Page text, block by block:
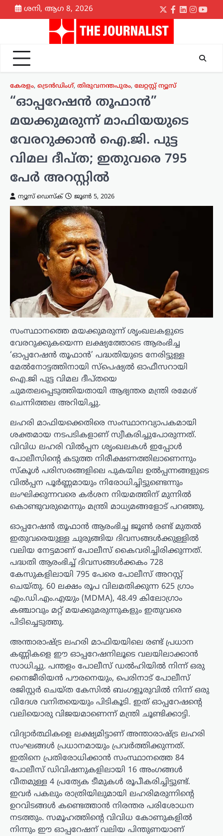
Skip
to
ശനി, ആഗ 8, 2026
Twitter
Facebook
LinkedIn
കേരളം, ട്രെൻഡിംഗ്, തിരുവനന്തപുരം, ലേറ്റസ്റ്റ് ന്യൂസ്
“ഓപ്പറേഷൻ തൂഫാൻ”
മയക്കുമരുന്ന് മാഫിയയുടെ
വേരറുക്കാൻ ഐ.ജി. പുട്ട
വിമല ദീപ്ത; ഇതുവരെ 795
പേർ അറസ്റ്റിൽ
ന്യൂസ് ഡെസ്ക് ജൂൺ 5, 2026
സംസ്ഥാനത്തെ മയക്കുമരുന്ന് ശൃംഖലകളുടെ
വേരറുക്കുകയെന്ന ലക്ഷ്യത്തോടെ ആരംഭിച്ച
‘ഓപ്പറേഷൻ തൂഫാൻ’ പദ്ധതിയുടെ നേരിട്ടുള്ള
മേൽനോട്ടത്തിനായി സ്‌പെഷ്യൽ ഓഫീസറായി
ഐ.ജി പുട്ട വിമല ദീപ്തയെ
ചുമതലപ്പെടുത്തിയതായി ആഭ്യന്തര മന്ത്രി രമേശ്
ചെന്നിത്തല അറിയിച്ചു.
ലഹരി മാഫിയക്കെതിരെ സംസ്ഥാനവ്യാപകമായി
ശക്തമായ നടപടികളാണ് സ്വീകരിച്ചുപോരുന്നത്.
വിവിധ ലഹരി വിൽപ്പന ശൃംഖലകൾ ഇപ്പോൾ
പോലീസിന്റെ കടുത്ത നിരീക്ഷണത്തിലാണെന്നും
സ്‌കൂൾ പരിസരങ്ങളിലെ പുകയില ഉൽപ്പന്നങ്ങളുടെ
വിൽപ്പന പൂർണ്ണമായും നിരോധിച്ചിട്ടുണ്ടെന്നും
ലംഘിക്കുന്നവരെ കർശന നിയമത്തിന് മുന്നിൽ
കൊണ്ടുവരുമെന്നും മന്ത്രി മാധ്യമങ്ങളോട് പറഞ്ഞു.
ഓപ്പറേഷൻ തൂഫാൻ ആരംഭിച്ച ജൂൺ രണ്ട് മുതൽ
ഇതുവരെയുള്ള ചുരുങ്ങിയ ദിവസങ്ങൾക്കുള്ളിൽ
വലിയ നേട്ടമാണ് പോലീസ് കൈവരിച്ചിരിക്കുന്നത്.
പദ്ധതി ആരംഭിച്ച് ദിവസങ്ങൾക്കകം 728
കേസുകളിലായി 795 പേരെ പോലീസ് അറസ്റ്റ്
ചെയ്തു. 60 ലക്ഷം രൂപ വിലമതിക്കുന്ന 625 ഗ്രാം
എം.ഡി.എം.എയും (MDMA), 48.49 കിലോഗ്രാം
കഞ്ചാവും മറ്റ് മയക്കുമരുന്നുകളും ഇതുവരെ
പിടിച്ചെടുത്തു.
അന്താരാഷ്ട്ര ലഹരി മാഫിയയിലെ രണ്ട് പ്രധാന
കണ്ണികളെ ഈ ഓപ്പറേഷനിലൂടെ വലയിലാക്കാൻ
സാധിച്ചു. പന്തളം പോലീസ് ഡൽഹിയിൽ നിന്ന് ഒരു
നൈജീരിയൻ പൗരനെയും, പെരിനാട് പോലീസ്
രജിസ്റ്റർ ചെയ്ത കേസിൽ ബംഗളൂരുവിൽ നിന്ന് ഒരു
വിദേശ വനിതയെയും പിടികൂടി. ഇത് ഓപ്പറേഷന്റെ
വലിയൊരു വിജയമാണെന്ന് മന്ത്രി ചൂണ്ടിക്കാട്ടി.
വിദ്യാർത്ഥികളെ ലക്ഷ്യമിട്ടാണ് അന്താരാഷ്ട്ര ലഹരി
സംഘങ്ങൾ പ്രധാനമായും പ്രവർത്തിക്കുന്നത്.
ഇതിനെ പ്രതിരോധിക്കാൻ സംസ്ഥാനത്തെ 84
പോലീസ് ഡിവിഷനുകളിലായി 16 അംഗങ്ങൾ
വീതമുള്ള 4 പ്രത്യേക ടീമുകൾ രൂപീകരിച്ചിട്ടുണ്ട്.
ഇവർ പകലും രാത്രിയിലുമായി ലഹരിമരുന്നിന്റെ
ഉറവിടങ്ങൾ കണ്ടെത്താൻ നിരന്തര പരിശോധന
നടത്തും. സമൂഹത്തിന്റെ വിവിധ കോണുകളിൽ
നിന്നും ഈ ഓപ്പറേഷന് വലിയ പിന്തുണയാണ്